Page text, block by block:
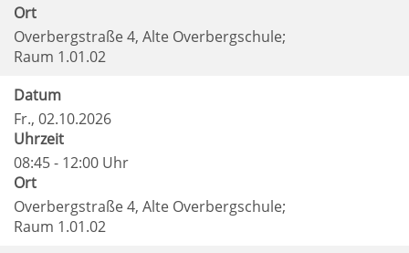
Ort
Overbergstraße 4, Alte Overbergschule;
Raum 1.01.02
Datum
Fr., 02.10.2026
Uhrzeit
08:45 - 12:00 Uhr
Ort
Overbergstraße 4, Alte Overbergschule;
Raum 1.01.02